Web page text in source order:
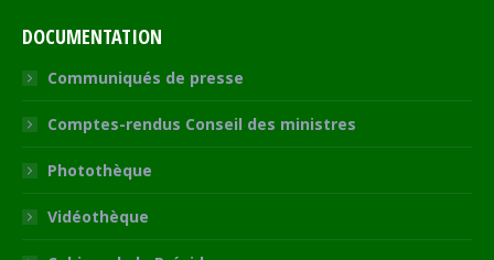
DOCUMENTATION
Communiqués de presse
Comptes-rendus Conseil des ministres
Photothèque
Vidéothèque